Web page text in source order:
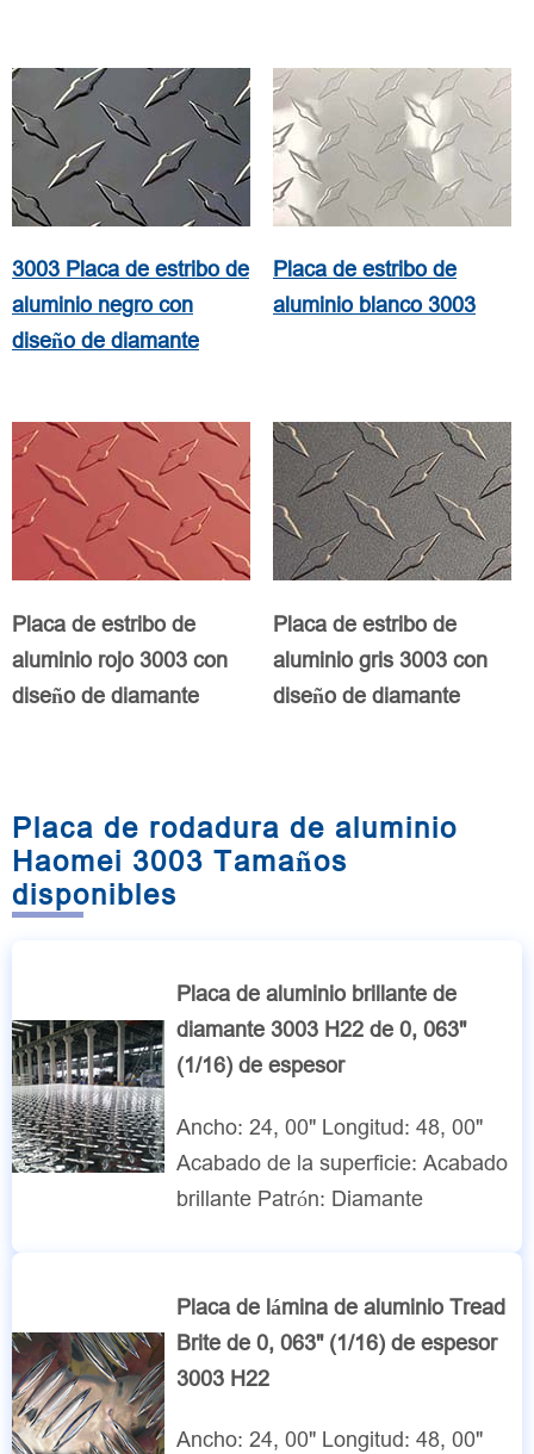
3003 Placa de estribo de
aluminio negro con
diseño de diamante
Placa de estribo de
aluminio blanco 3003
Placa de estribo de
aluminio rojo 3003 con
diseño de diamante
Placa de estribo de
aluminio gris 3003 con
diseño de diamante
Placa de rodadura de aluminio
Haomei 3003 Tamaños
disponibles
Placa de aluminio brillante de
diamante 3003 H22 de 0, 063"
(1/16) de espesor
Ancho: 24, 00" Longitud: 48, 00"
Acabado de la superficie: Acabado
brillante Patrón: Diamante
Placa de lámina de aluminio Tread
Brite de 0, 063" (1/16) de espesor
3003 H22
Ancho: 24, 00" Longitud: 48, 00"